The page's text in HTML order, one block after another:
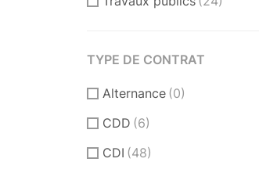
TYPE DE CONTRAT
Alternance (0)
CDD (6)
CDI (48)